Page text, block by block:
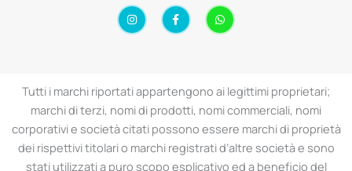
I
n
s
a
m
F
a
c
-
f
W
h
a
p
Tutti i marchi riportati appartengono ai legittimi proprietari;
marchi di terzi, nomi di prodotti, nomi commerciali, nomi
corporativi e società citati possono essere marchi di proprietà
dei rispettivi titolari o marchi registrati d’altre società e sono
stati utilizzati a puro scopo esplicativo ed a beneficio del